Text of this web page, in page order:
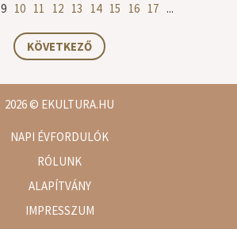
9 10 11 12 13 14 15 16 17 ...
KÖVETKEZŐ
2026© EKULTURA.HU
NAPI ÉVFORDULÓK
RÓLUNK
ALAPÍTVÁNY
IMPRESSZUM